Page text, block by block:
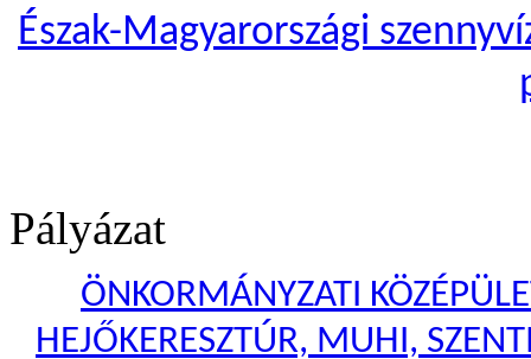
Észak-Magyarországi
Pályázat
ÖNKORMÁNYZATI
HEJŐKERESZTÚR, MUHI,